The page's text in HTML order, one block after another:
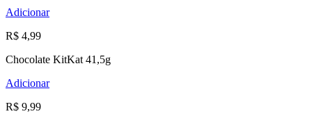
Adicionar
R$ 4,99
Chocolate KitKat 41,5g
Adicionar
R$ 9,99